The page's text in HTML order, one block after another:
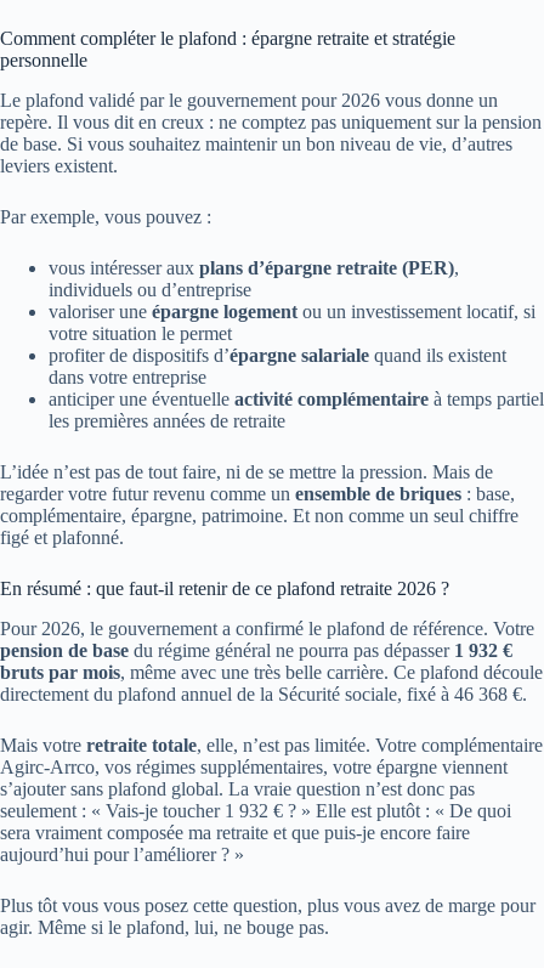
Comment compléter le plafond : épargne retraite et stratégie
personnelle
Le plafond validé par le gouvernement pour 2026 vous donne un
repère. Il vous dit en creux : ne comptez pas uniquement sur la pension
de base. Si vous souhaitez maintenir un bon niveau de vie, d’autres
leviers existent.
Par exemple, vous pouvez :
vous intéresser aux plans d’épargne retraite (PER),
individuels ou d’entreprise
valoriser une épargne logement ou un investissement locatif, si
votre situation le permet
profiter de dispositifs d’épargne salariale quand ils existent
dans votre entreprise
anticiper une éventuelle activité complémentaire à temps partiel
les premières années de retraite
L’idée n’est pas de tout faire, ni de se mettre la pression. Mais de
regarder votre futur revenu comme un ensemble de briques : base,
complémentaire, épargne, patrimoine. Et non comme un seul chiffre
figé et plafonné.
En résumé : que faut-il retenir de ce plafond retraite 2026 ?
Pour 2026, le gouvernement a confirmé le plafond de référence. Votre
pension de base du régime général ne pourra pas dépasser 1 932 €
bruts par mois, même avec une très belle carrière. Ce plafond découle
directement du plafond annuel de la Sécurité sociale, fixé à 46 368 €.
Mais votre retraite totale, elle, n’est pas limitée. Votre complémentaire
Agirc-Arrco, vos régimes supplémentaires, votre épargne viennent
s’ajouter sans plafond global. La vraie question n’est donc pas
seulement : « Vais-je toucher 1 932 € ? » Elle est plutôt : « De quoi
sera vraiment composée ma retraite et que puis-je encore faire
aujourd’hui pour l’améliorer ? »
Plus tôt vous vous posez cette question, plus vous avez de marge pour
agir. Même si le plafond, lui, ne bouge pas.